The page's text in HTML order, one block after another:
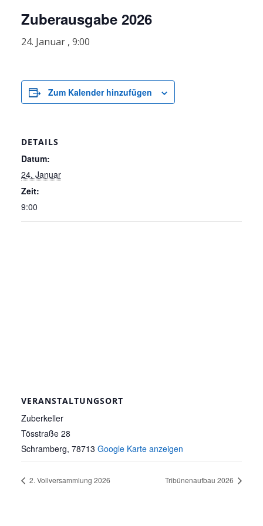
Zuberausgabe 2026
24. Januar , 9:00
Zum Kalender hinzufügen
DETAILS
Datum:
24. Januar
Zeit:
9:00
VERANSTALTUNGSORT
Zuberkeller
Tösstraße 28
Schramberg, 78713 Google Karte anzeigen
2. Vollversammlung 2026 Tribünenaufbau 2026